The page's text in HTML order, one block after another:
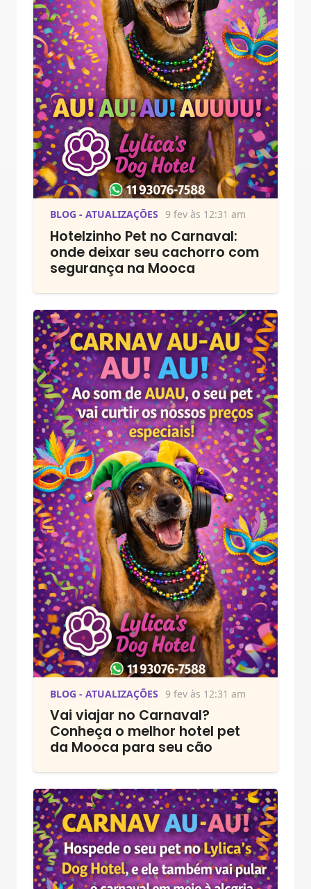
BLOG - ATUALIZAÇÕES 9 fev às 12:31 am
Hotelzinho Pet no Carnaval:
onde deixar seu cachorro com
segurança na Mooca
BLOG - ATUALIZAÇÕES 9 fev às 12:31 am
Vai viajar no Carnaval?
Conheça o melhor hotel pet
da Mooca para seu cão